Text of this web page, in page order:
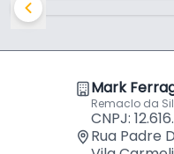
Comprimento: 533
Gramatura: 200
A Lixa Microfina
Mark
Remaclo da
CNPJ:
Rua Padre